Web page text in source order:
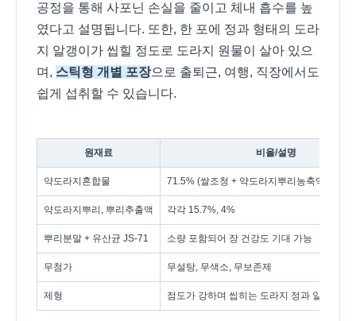
공정을 통해 사포닌 손실을 줄이고 체내 흡수를 높
였다고 설명됩니다. 또한, 한 포에 정과 형태의 도라
지 알갱이가 씹힐 정도로 도라지 원물이 살아 있으
며, 스틱형 개별 포장으로 출퇴근, 여행, 직장에서도
쉽게 섭취할 수 있습니다.
원재료 비율/설명
약도라지혼합물 71.5% (쌀조청 + 약도라지뿌리농축액
약도라지뿌리, 뿌리추출액 각각 15.7%, 4%
뿌리분말 + 유산균 JS-71 소량 포함되어 장 건강도 기대 가능
무첨가 무설탕, 무색소, 무보존제
제형 점도가 강하며 씹히는 도라지 정과 알갱이 있